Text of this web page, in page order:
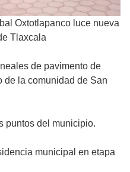
Oxtotlapanco luce nueva
Tlaxcala
de pavimento de
de la comunidad de San
puntos del municipio.
municipal en etapa